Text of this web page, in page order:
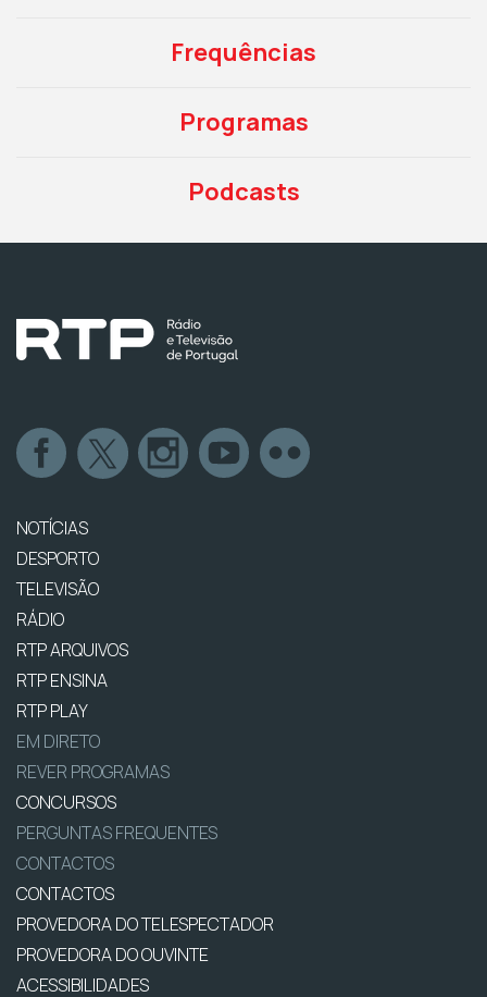
Frequências
Programas
Podcasts
NOTÍCIAS
DESPORTO
TELEVISÃO
RÁDIO
RTP ARQUIVOS
RTP ENSINA
RTP PLAY
EM DIRETO
REVER PROGRAMAS
CONCURSOS
PERGUNTAS FREQUENTES
CONTACTOS
CONTACTOS
PROVEDORA DO TELESPECTADOR
PROVEDORA DO OUVINTE
ACESSIBILIDADES